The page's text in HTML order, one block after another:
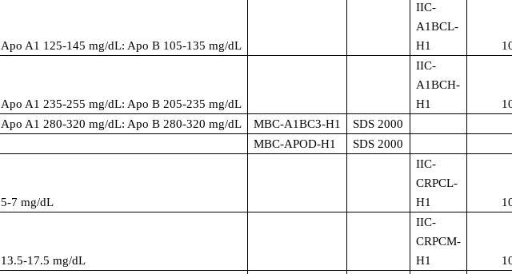
Apo A1 125-145 mg/dL: Apo B 105-135 mg/dL
IIC-
A1BCL-
H1
Apo A1 235-255 mg/dL: Apo B 205-235 mg/dL
IIC-
A1BCH-
H1
Apo A1 280-320 mg/dL: Apo B 280-320 mg/dL MBC-A1BC3-H1
SDS 2000
MBC-APOD-H1 SDS 2000
5-7 mg/dL
IIC-
CRPCL-
H1
13.5-17.5 mg/dL
IIC-
CRPCM-
H1